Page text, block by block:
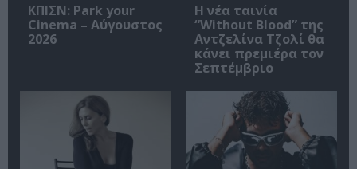
ΚΠΙΣΝ: Park your
Cinema – Αύγουστος
2026
Η νέα ταινία
“Without Blood” της
Αντζελίνα Τζολί θα
κάνει πρεμιέρα τον
Σεπτέμβριο